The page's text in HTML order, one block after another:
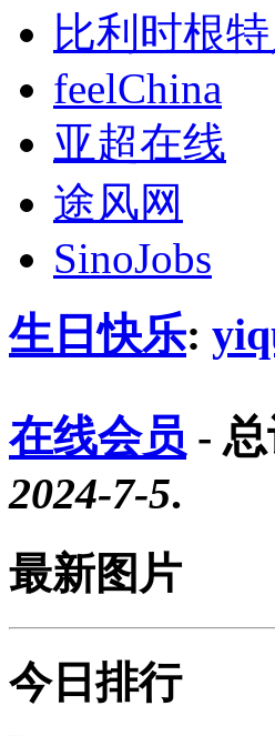
比利时根
feelChina
亚超在线
途风网
SinoJobs
生日快乐:
在线会员 -
2024-7-5.
最新图片
今日排行